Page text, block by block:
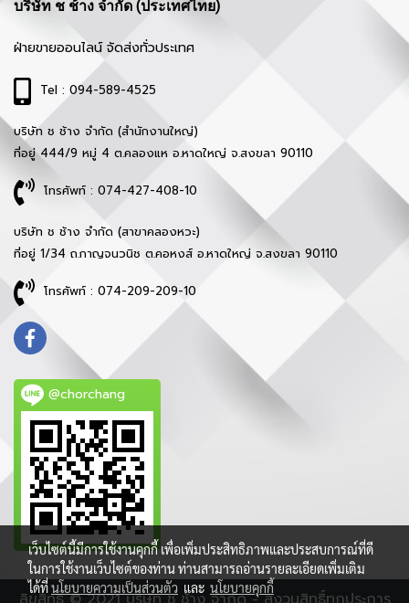
บริษัท ช ช้าง จำกัด (ประเทศไทย)
ฝ่ายขายออนไลน์ จัดส่งทั่วประเทศ
Tel : 094-589-4525
บริษัท ช ช้าง จำกัด (สำนักงานใหญ่)
ที่อยู่ 444/9 หมู่ 4 ต.คลองแห อ.หาดใหญ่ จ.สงขลา 90110
โทรศัพท์ : 074-427-408-10
บริษัท ช ช้าง จำกัด (สาขาคลองหวะ)
ที่อยู่ 1/34 ถ.กาญจนวนิช ต.คอหงส์ อ.หาดใหญ่ จ.สงขลา 90110
โทรศัพท์ : 074-209-209-10
@chorchang
เว็บไซต์นี้มีการใช้งานคุกกี้ เพื่อเพิ่มประสิทธิภาพและประสบการณ์ที่ดี
ในการใช้งานเว็บไซต์ของท่าน ท่านสามารถอ่านรายละเอียดเพิ่มเติม
ได้ที่นโยบายความเป็นส่วนตัว และ นโยบายคุกกี้